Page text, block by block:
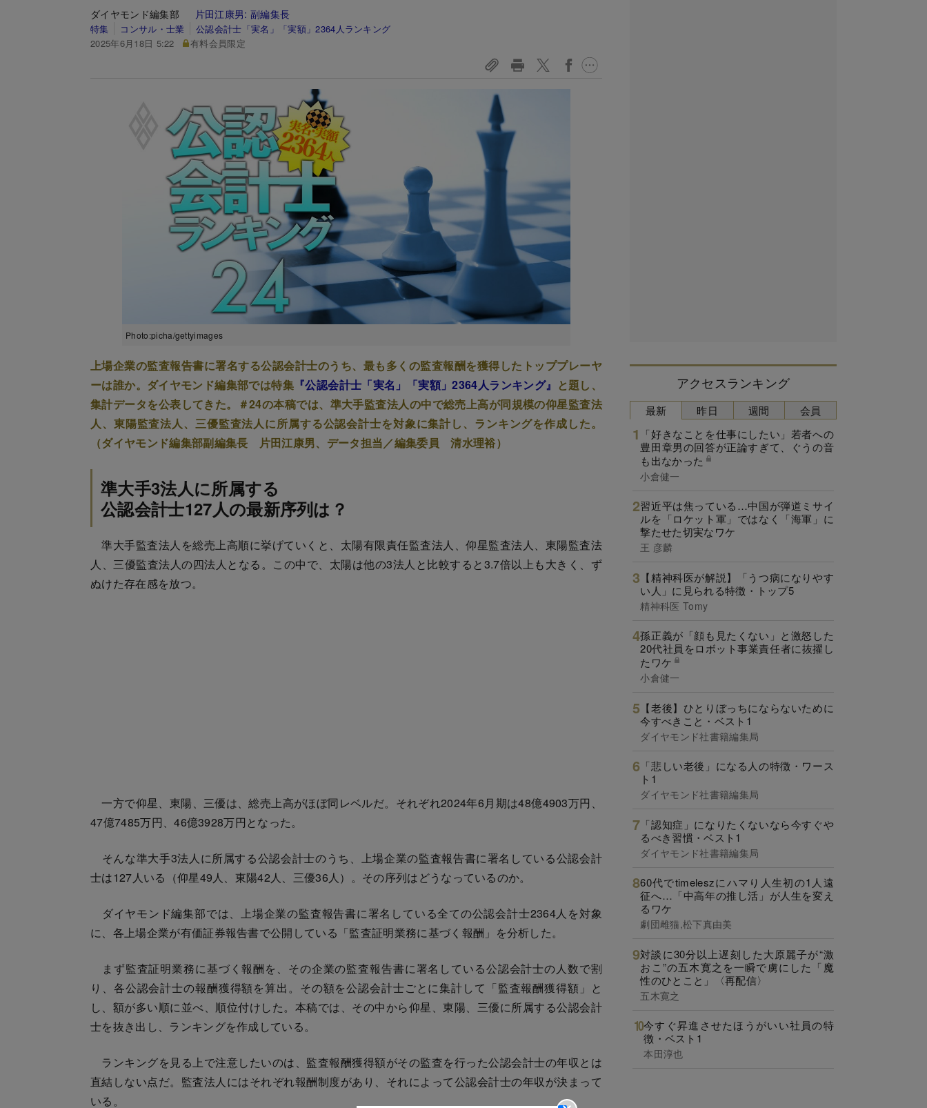
ダイヤモンド編集部 片田江康男:副編集長
特集 コンサル・士業
公認会計士「実名」「実額」2364人ランキング
2025年6月18日 5:22
有料会員限定
Photo:picha/gettyimages
上場企業の監査報告書に署名する公認会計士のうち、最も多くの監査報酬を獲得したトッププレーヤ
ーは誰か。ダイヤモンド編集部では特集 『公認会計士「実名」「実額」2364人ランキング』 と題し、
集計データを公表してきた。＃24の本稿では、準大手監査法人の中で総売上高が同規模の仰星監査法
人、東陽監査法人、三優監査法人に所属する公認会計士を対象に集計し、ランキングを作成した。
（ダイヤモンド編集部副編集長 片田江康男、データ担当／編集委員 清水理裕）
準大手3法人に所属する
公認会計士127人の最新序列は？
準大手監査法人を総売上高順に挙げていくと、太陽有限責任監査法人、仰星監査法人、東陽監査法
人、三優監査法人の四法人となる。この中で、太陽は他の3法人と比較すると3.7倍以上も大きく、ず
ぬけた存在感を放つ。
一方で仰星、東陽、三優は、総売上高がほぼ同レベルだ。それぞれ2024年6月期は48億4903万円、
47億7485万円、46億3928万円となった。
そんな準大手3法人に所属する公認会計士のうち、上場企業の監査報告書に署名している公認会計
士は127人いる（仰星49人、東陽42人、三優36人）。その序列はどうなっているのか。
ダイヤモンド編集部では、上場企業の監査報告書に署名している全ての公認会計士2364人を対象
に、各上場企業が有価証券報告書で公開している「監査証明業務に基づく報酬」を分析した。
まず監査証明業務に基づく報酬を、その企業の監査報告書に署名している公認会計士の人数で割
り、各公認会計士の報酬獲得額を算出。その額を公認会計士ごとに集計して「監査報酬獲得額」と
し、額が多い順に並べ、順位付けした。本稿では、その中から仰星、東陽、三優に所属する公認会計
士を抜き出し、ランキングを作成している。
ランキングを見る上で注意したいのは、監査報酬獲得額がその監査を行った公認会計士の年収とは
直結しない点だ。監査法人にはそれぞれ報酬制度があり、それによって公認会計士の年収が決まって
いる。
アクセスランキング
最新
「好きなことを仕事にしたい」若者への
豊田章男の回答が正論すぎて、ぐうの音
も出なかった
小倉健一
習近平は焦っている…中国が弾道ミサイ
ルを「ロケット軍」ではなく「海軍」に
撃たせた切実なワケ
王 彦麟
【精神科医が解説】「うつ病になりやす
い人」に見られる特徴・トップ5
精神科医 Tomy
孫正義が「顔も見たくない」と激怒した
20代社員をロボット事業責任者に抜擢し
たワケ
小倉健一
【老後】ひとりぼっちにならないために
今すべきこと・ベスト1
ダイヤモンド社書籍編集局
「悲しい老後」になる人の特徴・ワース
ト1
ダイヤモンド社書籍編集局
「認知症」になりたくないなら今すぐや
るべき習慣・ベスト1
ダイヤモンド社書籍編集局
60代でtimeleszにハマり人生初の1人遠
征へ…「中高年の推し活」が人生を変え
るワケ
劇団雌猫,松下真由美
対談に30分以上遅刻した大原麗子が“激
おこ”の五木寛之を一瞬で虜にした「魔
性のひとこと」〈再配信〉
五木寛之
今すぐ昇進させたほうがいい社員の特
徴・ベスト1
本田淳也
昨日 週間 会員